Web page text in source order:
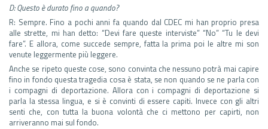
D: Questo è durato fino a quando?
R: Sempre. Fino a pochi anni fa quando dal CDEC mi han proprio presa
alle strette, mi han detto: “Devi fare queste interviste” “No” “Tu le devi
fare”. E allora, come succede sempre, fatta la prima poi le altre mi son
venute leggermente più leggere.
Anche se ripeto queste cose, sono convinta che nessuno potrà mai capire
fino in fondo questa tragedia cosa è stata, se non quando se ne parla con
i compagni di deportazione. Allora con i compagni di deportazione si
parla la stessa lingua, e si è convinti di essere capiti. Invece con gli altri
senti che, con tutta la buona volontà che ci mettono per capirti, non
arriveranno mai sul fondo.